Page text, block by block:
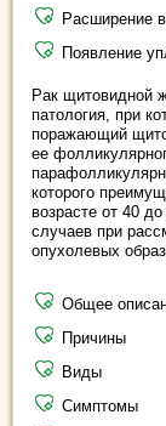
Расширение
Появление
Рак щитовидной
патология, при
поражающий
ее
которого
возрасте от 40
случаев при
опухолевых
Общее
Причины
Виды
Симптомы